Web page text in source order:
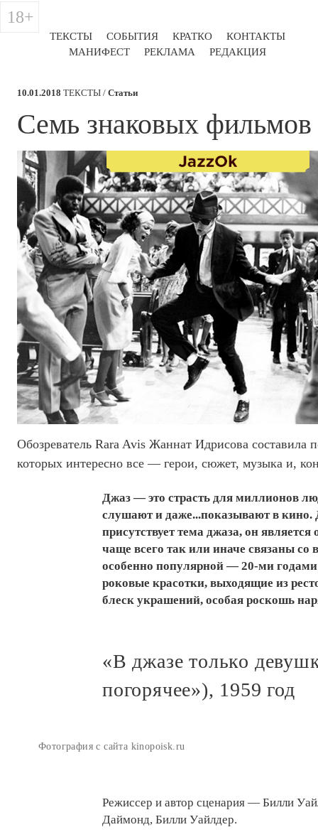
ТЕКСТЫ СОБЫТИЯ КРАТКО
КОНТАКТЫ
МАНИФЕСТ
РЕКЛАМА РЕДАКЦИЯ
18+
10.01.2018 ТЕКСТЫ / Статьи
​Семь знаковых фильмов
Обозреватель Rara Avis Жаннат Идрисова составила
которых интересно все — герои, сюжет, музыка и,
Джаз — это страсть для миллионов
слушают и даже...показывают в кино.
присутствует тема джаза, он
чаще всего так или иначе связаны со
особенно популярной — 20-ми
роковые красотки, выходящие из
блеск украшений, особая роскошь
«В джазе только
погорячее»), 1959 год
Фотография с сайта kinopoisk.ru
Режиссер и автор сценария — Билли
Даймонд, Билли Уайлдер.